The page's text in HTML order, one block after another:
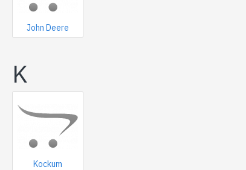
John Deere
K
Kockum